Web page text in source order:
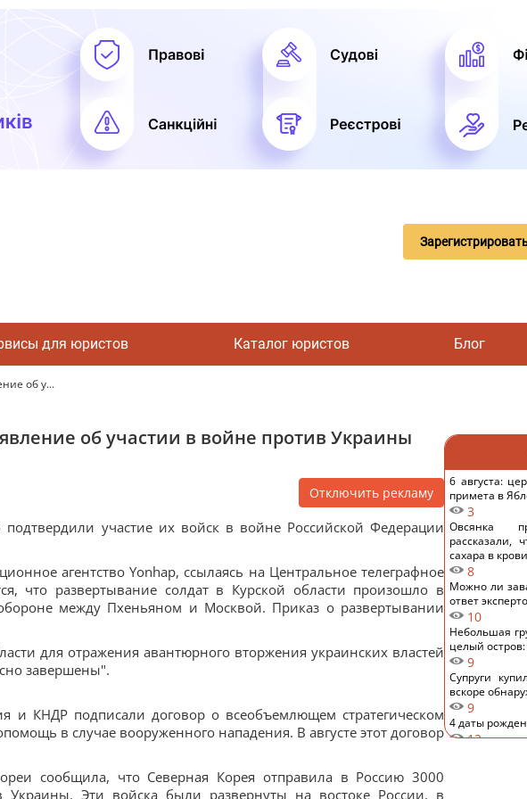
для юристов Каталог юристов Блог
об у...
об участии в войне против Украины
Отключить рекламу
участие их войск в войне Российской Федерации
агентство Yonhap, ссылаясь на Центральное телеграфное
что развертывание солдат в Курской области произошло в
между Пхеньяном и Москвой. Приказ о развертывании
для отражения авантюрного вторжения украинских властей
завершены".
и КНДР подписали договор о всеобъемлющем стратегическом
в случае вооруженного нападения. В августе этот договор
сообщила, что Северная Корея отправила в Россию 3000
Эти войска были развернуты на востоке России, в
6 августа:
примета в
3
Овсянка
рассказали,
сахара в крови
8
Можно ли
ответ
10
Небольшая
целый
9
Супруги
вскоре
9
4 даты
12